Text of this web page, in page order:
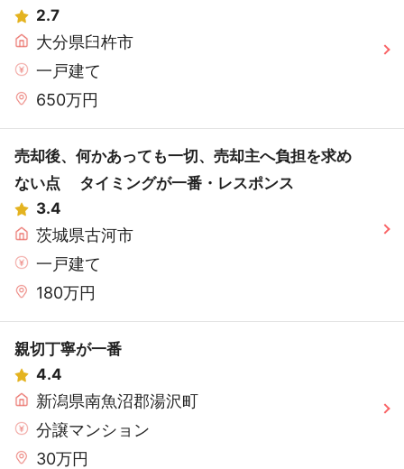
2.7
大分県臼杵市
一戸建て
650万円
売却後、何かあっても一切、売却主へ負担を求め
ない点 タイミングが一番・レスポンス
3.4
茨城県古河市
一戸建て
180万円
親切丁寧が一番
4.4
新潟県南魚沼郡湯沢町
分譲マンション
30万円